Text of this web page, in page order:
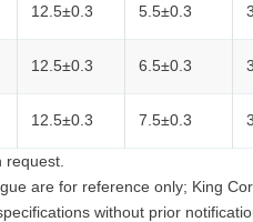
12.5±0.3 5.5±0.3
12.5±0.3 6.5±0.3
12.5±0.3 7.5±0.3
are for reference only; King
without prior